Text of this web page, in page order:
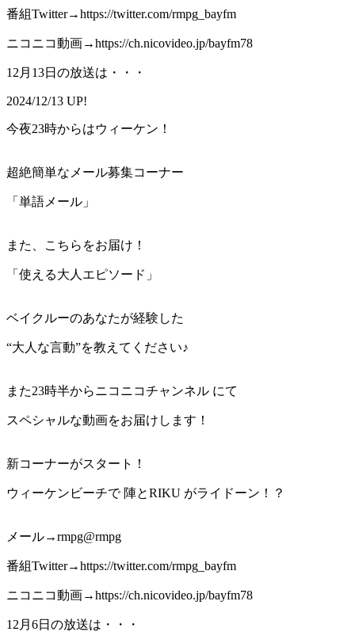
番組Twitter→https://twitter.com/rmpg_bayfm
ニコニコ動画→https://ch.nicovideo.jp/bayfm78
12月13日の放送は・・・
2024/12/13 UP!
今夜23時からはウィーケン！
超絶簡単なメール募集コーナー
「単語メール」
また、こちらをお届け！
「使える大人エピソード」
ベイクルーのあなたが経験した
“大人な言動”を教えてください♪
また23時半からニコニコチャンネル にて
スペシャルな動画をお届けします！
新コーナーがスタート！
ウィーケンビーチで 陣とRIKU がライドーン！？
メール→rmpg@rmpg
番組Twitter→https://twitter.com/rmpg_bayfm
ニコニコ動画→https://ch.nicovideo.jp/bayfm78
12月6日の放送は・・・